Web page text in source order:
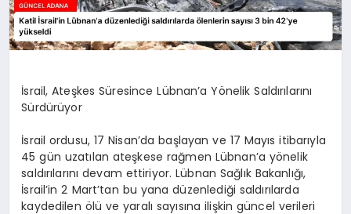
İsrail, Ateşkes Süresince Lübnan’a Yönelik Saldırılarını
Sürdürüyor
İsrail ordusu, 17 Nisan’da başlayan ve 17 Mayıs itibarıyla
45 gün uzatılan ateşkese rağmen Lübnan’a yönelik
saldırılarını devam ettiriyor. Lübnan Sağlık Bakanlığı,
İsrail’in 2 Mart’tan bu yana düzenlediği saldırılarda
kaydedilen ölü ve yaralı sayısına ilişkin güncel verileri